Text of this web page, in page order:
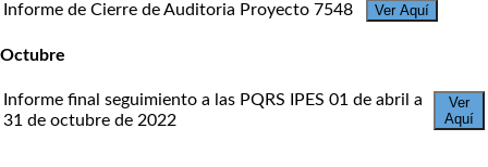
Informe de Cierre de Auditoria Proyecto 7548 Ver Aquí
Octubre
Informe final seguimiento a las PQRS IPES 01 de abril a
31 de octubre de 2022
Ver
Aquí